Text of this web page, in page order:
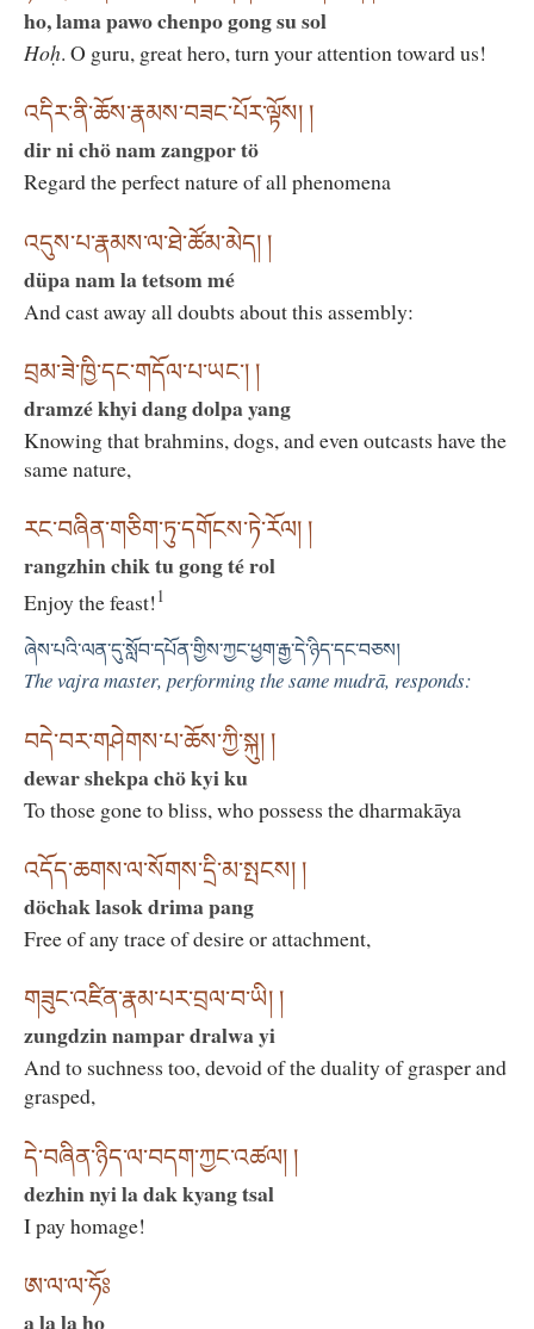
ho, lama pawo chenpo gong su sol
Hoḥ. O guru, great hero, turn your attention toward us!
འདིར་ནི་ཆོས་རྣམས་བཟང་པོར་ལྟོས། །
dir ni chö nam zangpor tö
Regard the perfect nature of all phenomena
འདུས་པ་རྣམས་ལ་ཐེ་ཚོམ་མེད། །
düpa nam la tetsom mé
And cast away all doubts about this assembly:
བྲམ་ཟེ་ཁྱི་དང་གདོལ་པ་ཡང༌། །
dramzé khyi dang dolpa yang
Knowing that brahmins, dogs, and even outcasts have the
same nature,
རང་བཞིན་གཅིག་ཏུ་དགོངས་ཏེ་རོལ། །
rangzhin chik tu gong té rol
Enjoy the feast!1
ཞེས་པའི་ལན་དུ་སློབ་དཔོན་གྱིས་ཀྱང་ཕྱག་རྒྱ་དེ་ཉིད་དང་བཅས།
The vajra master, performing the same mudrā, responds:
བདེ་བར་གཤེགས་པ་ཆོས་ཀྱི་སྐུ། །
dewar shekpa chö kyi ku
To those gone to bliss, who possess the dharmakāya
འདོད་ཆགས་ལ་སོགས་དྲི་མ་སྤངས། །
döchak lasok drima pang
Free of any trace of desire or attachment,
གཟུང་འཛིན་རྣམ་པར་བྲལ་བ་ཡི། །
zungdzin nampar dralwa yi
And to suchness too, devoid of the duality of grasper and
grasped,
དེ་བཞིན་ཉིད་ལ་བདག་ཀྱང་འཚལ། །
dezhin nyi la dak kyang tsal
I pay homage!
ཨ་ལ་ལ་ཧོཿ
a la la ho